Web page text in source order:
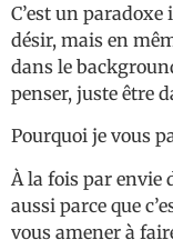
C’est un
désir, mais en
dans le
penser, juste être
Pourquoi je vous
À la fois par envie
aussi parce que
vous amener à